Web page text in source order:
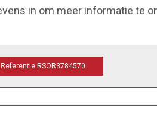
in om meer informatie te
Referentie RSOR3784570